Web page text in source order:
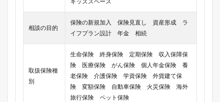
相談の目的
保険の新規加入 保険見直し 資産形成 ラ
イフプラン設計 年金 相続
取扱保険種
別
生命保険 終身保険 定期保険 収入保障保
険 医療保険 がん保険 個人年金保険 養
老保険 介護保険 学資保険 外貨建て保
険 変額保険 自動車保険 火災保険 海外
旅行保険 ペット保険